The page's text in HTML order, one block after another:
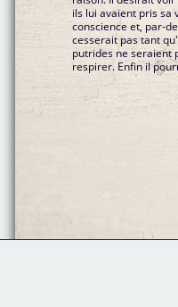
ils lui avaient pris sa
conscience et, par-
cesserait pas tant
putrides ne seraient
respirer. Enfin il